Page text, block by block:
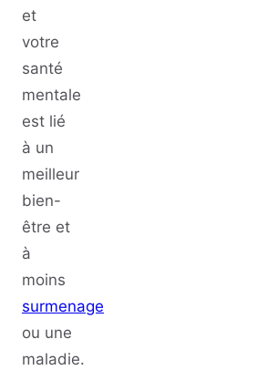
et
votre
santé
mentale
est lié
à un
meilleur
bien-
être et
à
moins
surmenage
ou une
maladie.